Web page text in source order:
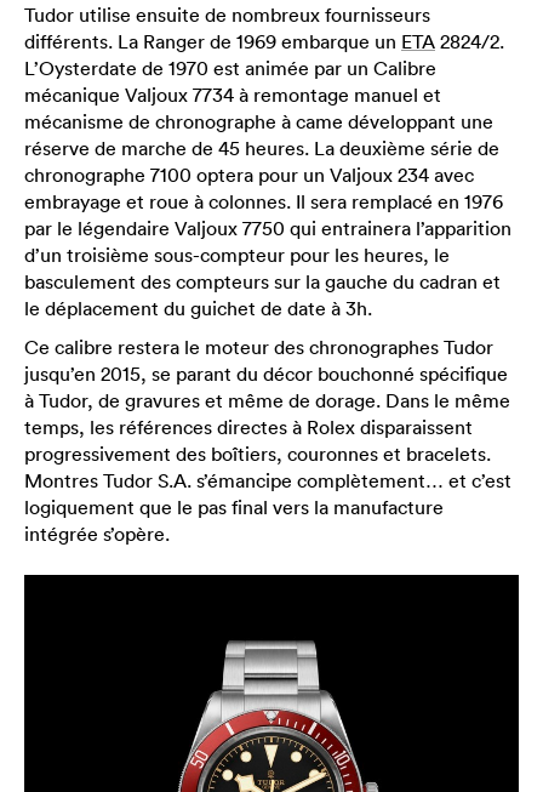
Tudor utilise ensuite de nombreux fournisseurs
différents. La Ranger de 1969 embarque un ETA 2824/2.
L’Oysterdate de 1970 est animée par un Calibre
mécanique Valjoux 7734 à remontage manuel et
mécanisme de chronographe à came développant une
réserve de marche de 45 heures. La deuxième série de
chronographe 7100 optera pour un Valjoux 234 avec
embrayage et roue à colonnes. Il sera remplacé en 1976
par le légendaire Valjoux 7750 qui entrainera l’apparition
d’un troisième sous-compteur pour les heures, le
basculement des compteurs sur la gauche du cadran et
le déplacement du guichet de date à 3h.
Ce calibre restera le moteur des chronographes Tudor
jusqu’en 2015, se parant du décor bouchonné spécifique
à Tudor, de gravures et même de dorage. Dans le même
temps, les références directes à Rolex disparaissent
progressivement des boîtiers, couronnes et bracelets.
Montres Tudor S.A. s’émancipe complètement… et c’est
logiquement que le pas final vers la manufacture
intégrée s’opère.